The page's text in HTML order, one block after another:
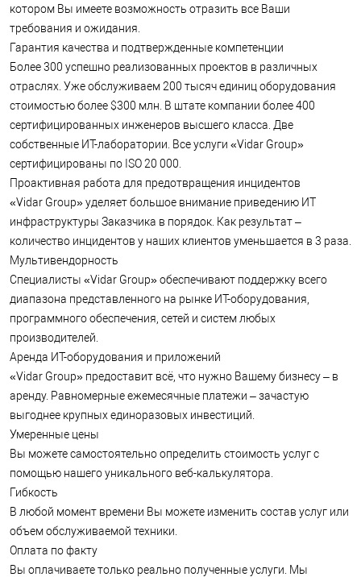
Специалисты «Vidar Group» обеспечивают поддержку всего
диапазона представленного на рынке ИТ-оборудования,
производителей.
Аренда ИТ-оборудования и приложений
«Vidar Group» предоставит всё, что нужно Вашему бизнесу –
в аренду. Равномерные ежемесячные платежи – зачастую
выгоднее крупных единоразовых инвестиций.
Умеренные цены
Вы можете самостоятельно определить стоимость услуг с
помощью нашего уникального веб-калькулятора.
Гибкость
В любой момент времени Вы можете изменить состав услуг
или объем обслуживаемой техники.
Вы оплачиваете только реально полученные услуги. Мы
работает без предоплаты.
Информационная безопасность
Со всеми клиентами мы обязательно подписываем
«Соглашение о конфиденциальности».
Легкий документооборот
Документооборот минимален – один счёт в конце месяца с
подробной расшифровкой всех произведённых работ.
Принцип «Одного окна»
Обращаясь в компанию «Vidar Group» Вы не только
получаете надежного партнера и качественный сервис, но и
единственного подрядчика: мы оказываем весь спектр ИТ-
задач, связанных с поддержкой, администрированием,
модернизацией и развитием корпоративных ИТ-систем. Мы
ориентированны на длительное и взаимовыгодное
сотрудничество с каждым Заказчиком.
http://VidarGroup.ru/
info@vidargroup.ru
котором Вы имеете возможность отразить все Ваши
требования и ожидания.
Гарантия качества и подтвержденные компетенции
Более 300 успешно реализованных проектов в различных
отраслях. Уже обслуживаем 200 тысяч единиц оборудования
стоимостью более $300 млн. В штате компании более 400
сертифицированных инженеров высшего класса. Две
собственные ИТ-лаборатории. Все услуги «Vidar Group»
сертифицированы по ISO 20 000.
Проактивная работа для предотвращения инцидентов
«Vidar Group» уделяет большое внимание приведению ИТ
инфраструктуры Заказчика в порядок. Как результат –
количество инцидентов у наших клиентов уменьшается в 3 раза.
Мультивендорность
Специалисты «Vidar Group» обеспечивают поддержку всего
диапазона представленного на рынке ИТ-оборудования,
программного обеспечения, сетей и систем любых
производителей.
Аренда ИТ-оборудования и приложений
«Vidar Group» предоставит всё, что нужно Вашему бизнесу – в
аренду. Равномерные ежемесячные платежи – зачастую
выгоднее крупных единоразовых инвестиций.
Умеренные цены
Вы можете самостоятельно определить стоимость услуг с
помощью нашего уникального веб-калькулятора.
Гибкость
В любой момент времени Вы можете изменить состав услуг или
объем обслуживаемой техники.
Оплата по факту
Вы оплачиваете только реально полученные услуги. Мы